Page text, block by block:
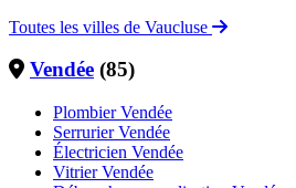
Toutes les villes de Vaucluse
Vendée (85)
Plombier Vendée
Serrurier Vendée
Électricien Vendée
Vitrier Vendée